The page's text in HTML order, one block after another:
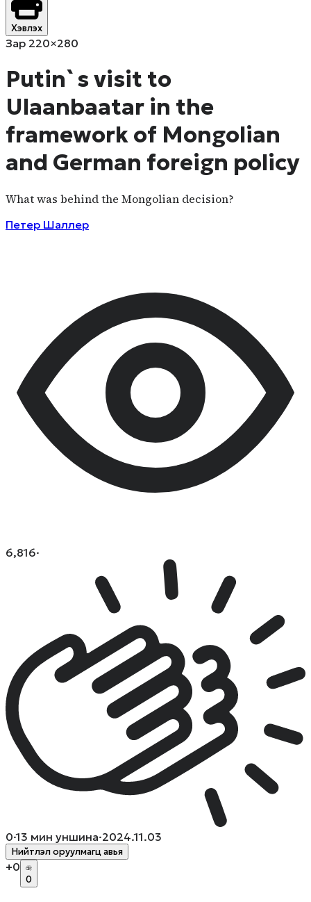
Хэвлэх
Зар 220×280
Putin`s visit to
Ulaanbaatar in the
framework of Mongolian
and German foreign policy
What was behind the Mongolian decision?
Петер Шаллер
6,816·
0·13 мин уншина·2024.11.03
Нийтлэл оруулмагц авья
+0
0